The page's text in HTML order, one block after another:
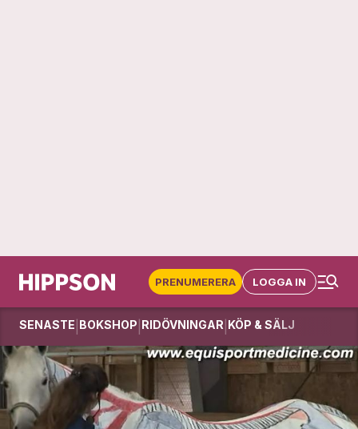
PRENUMERERA LOGGA IN
SENASTE BOKSHOP RIDÖVNINGAR KÖP & SÄLJ